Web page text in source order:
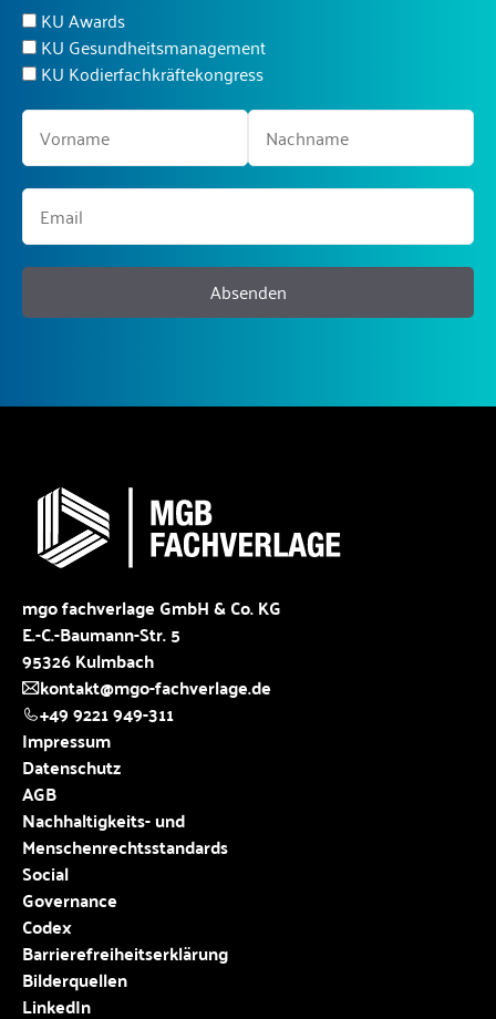
KU Awards
KU Gesundheitsmanagement
KU Kodierfachkräftekongress
Absenden
mgo fachverlage GmbH & Co. KG
E.-C.-Baumann-Str. 5
95326 Kulmbach
kontakt@mgo-fachverlage.de
+49 9221 949-311
Impressum
Datenschutz
AGB
Nachhaltigkeits- und
Menschenrechtsstandards
Social
Governance
Codex
Barrierefreiheitserklärung
Bilderquellen
LinkedIn